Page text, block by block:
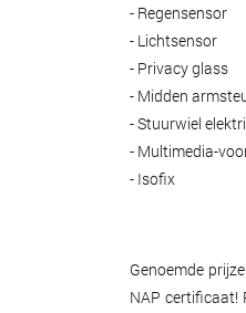
- Regensensor
- Lichtsensor
- Privacy glass
- Midden
- Stuurwiel
- Multimedia-
- Isofix
Genoemde
NAP certificaat!